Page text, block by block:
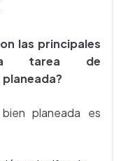
las principales
tarea de
planeada es